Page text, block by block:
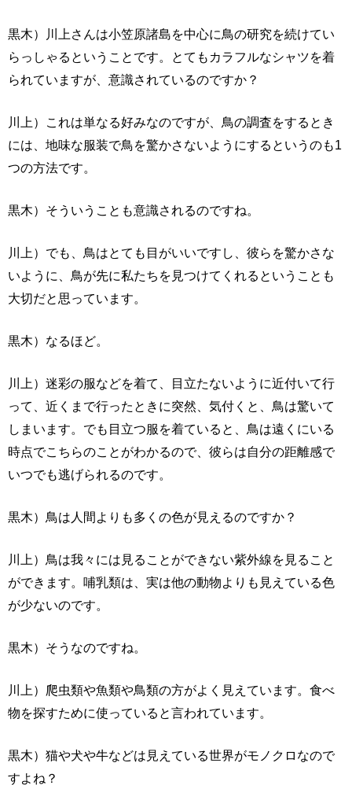
黒木）川上さんは小笠原諸島を中心に鳥の研究を続けてい
らっしゃるということです。とてもカラフルなシャツを着
られていますが、意識されているのですか？
川上）これは単なる好みなのですが、鳥の調査をするとき
には、地味な服装で鳥を驚かさないようにするというのも1
つの方法です。
黒木）そういうことも意識されるのですね。
川上）でも、鳥はとても目がいいですし、彼らを驚かさな
いように、鳥が先に私たちを見つけてくれるということも
大切だと思っています。
黒木）なるほど。
川上）迷彩の服などを着て、目立たないように近付いて行
って、近くまで行ったときに突然、気付くと、鳥は驚いて
しまいます。でも目立つ服を着ていると、鳥は遠くにいる
時点でこちらのことがわかるので、彼らは自分の距離感で
いつでも逃げられるのです。
黒木）鳥は人間よりも多くの色が見えるのですか？
川上）鳥は我々には見ることができない紫外線を見ること
ができます。哺乳類は、実は他の動物よりも見えている色
が少ないのです。
黒木）そうなのですね。
川上）爬虫類や魚類や鳥類の方がよく見えています。食べ
物を探すために使っていると言われています。
黒木）猫や犬や牛などは見えている世界がモノクロなので
すよね？